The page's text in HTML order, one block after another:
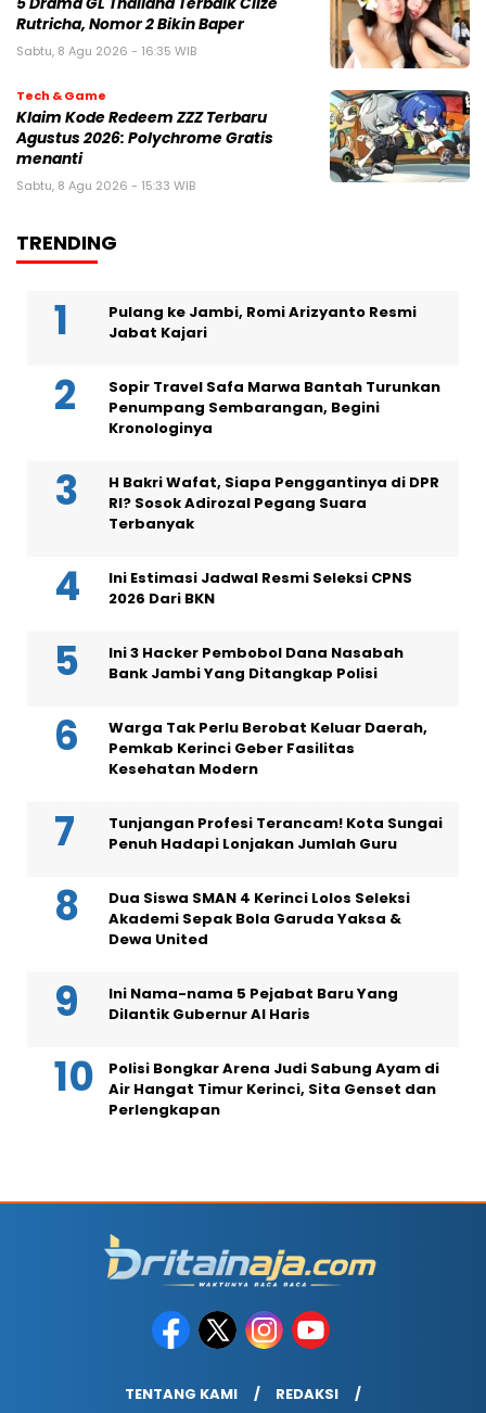
5 Drama GL Thailand Terbaik Ciize
Rutricha, Nomor 2 Bikin Baper
Sabtu, 8 Agu 2026 - 16:35 WIB
Tech & Game
Klaim Kode Redeem ZZZ Terbaru
Agustus 2026: Polychrome Gratis
menanti
Sabtu, 8 Agu 2026 - 15:33 WIB
TRENDING
Pulang ke Jambi, Romi Arizyanto Resmi
Jabat Kajari
Sopir Travel Safa Marwa Bantah Turunkan
Penumpang Sembarangan, Begini
Kronologinya
H Bakri Wafat, Siapa Penggantinya di DPR
RI? Sosok Adirozal Pegang Suara
Terbanyak
Ini Estimasi Jadwal Resmi Seleksi CPNS
2026 Dari BKN
Ini 3 Hacker Pembobol Dana Nasabah
Bank Jambi Yang Ditangkap Polisi
Warga Tak Perlu Berobat Keluar Daerah,
Pemkab Kerinci Geber Fasilitas
Kesehatan Modern
Tunjangan Profesi Terancam! Kota Sungai
Penuh Hadapi Lonjakan Jumlah Guru
Dua Siswa SMAN 4 Kerinci Lolos Seleksi
Akademi Sepak Bola Garuda Yaksa &
Dewa United
Ini Nama-nama 5 Pejabat Baru Yang
Dilantik Gubernur Al Haris
Polisi Bongkar Arena Judi Sabung Ayam di
Air Hangat Timur Kerinci, Sita Genset dan
Perlengkapan
TENTANG KAMI REDAKSI